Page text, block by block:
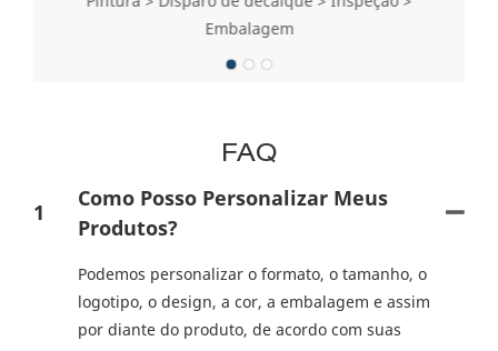
Embalagem
FAQ
1
Como Posso Personalizar Meus
Produtos?
Podemos personalizar o formato, o tamanho, o
logotipo, o design, a cor, a embalagem e assim
por diante do produto, de acordo com suas